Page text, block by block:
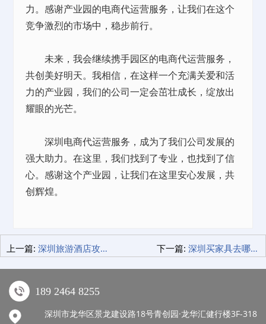
力。感谢产业园的电商代运营服务，让我们在这个
竞争激烈的市场中，稳步前行。
未来，我会继续携手园区的电商代运营服务，
共创美好明天。我相信，在这样一个充满关爱和活
力的产业园，我们的公司一定会茁壮成长，绽放出
耀眼的光芒。
深圳电商代运营服务，成为了我们公司发展的
强大助力。在这里，我们找到了专业，也找到了信
心。感谢这个产业园，让我们在这里安心发展，共
创辉煌。
上一篇: 深圳旅游酒店攻略，我的独家秘籍大公开！ 下一篇: 深圳买家具去哪好？我家精明选购记
189 2464 8255
深圳市龙华区景龙建设路18号青创园·龙华汇健行楼3F-318